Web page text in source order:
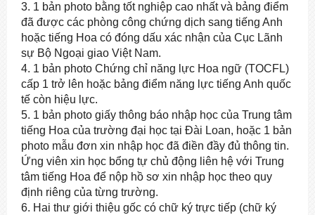
3. 1 bản photo bằng tốt nghiệp cao nhất và bảng điểm
đã được các phòng công chứng dịch sang tiếng Anh
hoặc tiếng Hoa có đóng dấu xác nhận của Cục Lãnh
sự Bộ Ngoại giao Việt Nam.
4. 1 bản photo Chứng chỉ năng lực Hoa ngữ (TOCFL)
cấp 1 trở lên hoặc bảng điểm năng lực tiếng Anh quốc
tế còn hiệu lực.
5. 1 bản photo giấy thông báo nhập học của Trung tâm
tiếng Hoa của trường đại học tại Đài Loan, hoặc 1 bản
photo mẫu đơn xin nhập học đã điền đầy đủ thông tin.
Ứng viên xin học bổng tự chủ động liên hệ với Trung
tâm tiếng Hoa để nộp hồ sơ xin nhập học theo quy
định riêng của từng trường.
6. Hai thư giới thiệu gốc có chữ ký trực tiếp (chữ ký